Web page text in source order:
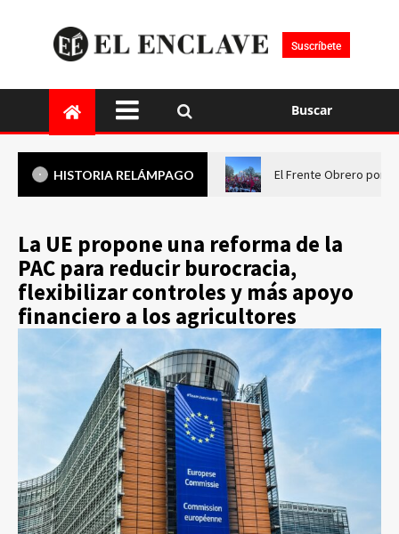
Suscríbete
Buscar
HISTORIA RELÁMPAGO El Frente Obrero pone
La UE propone una reforma de la
PAC para reducir burocracia,
flexibilizar controles y más apoyo
financiero a los agricultores